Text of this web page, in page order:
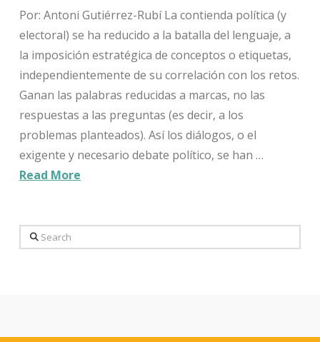
Por: Antoni Gutiérrez-Rubí La contienda política (y
electoral) se ha reducido a la batalla del lenguaje, a
la imposición estratégica de conceptos o etiquetas,
independientemente de su correlación con los retos.
Ganan las palabras reducidas a marcas, no las
respuestas a las preguntas (es decir, a los
problemas planteados). Así los diálogos, o el
exigente y necesario debate político, se han …
Read More
Search